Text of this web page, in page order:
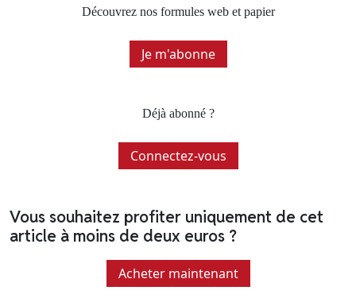
Découvrez nos formules web et papier
Je m'abonne
Déjà abonné ?
Connectez-vous
Vous souhaitez profiter uniquement de cet
article à moins de deux euros ?
Acheter maintenant